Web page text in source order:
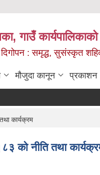
गाउँ कार्यपालिकाको
दिगोपन : समृद्ध, सुसंस्कृत
मौजुदा कानून प्रकाशन
कार्यक्रम
को नीति तथा